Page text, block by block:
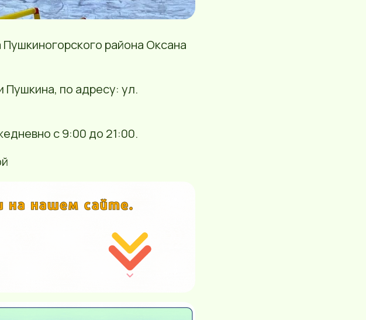
района Оксана
по адресу: ул.
с 9:00 до 21:00.